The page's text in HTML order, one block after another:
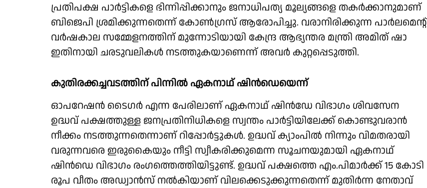
പ്രതിപക്ഷ പാര്‍ട്ടികളെ ഭിന്നിപ്പിക്കാനും ജനാധിപത്യ മൂല്യങ്ങളെ തകര്‍ക്കാനുമാണ്
ബിജെപി ശ്രമിക്കുന്നതെന്ന് കോണ്‍ഗ്രസ് ആരോപിച്ചു. വരാനിരിക്കുന്ന പാര്‍ലമെന്റ്
വര്‍ഷകാല സമ്മേളനത്തിന് മുന്നോടിയായി കേന്ദ്ര ആഭ്യന്തര മന്ത്രി അമിത് ഷാ
ഇതിനായി ചരടുവലികള്‍ നടത്തുകയാണെന്ന് അവര്‍ കുറ്റപ്പെടുത്തി.
കുതിരക്കച്ചവടത്തിന് പിന്നില്‍ ഏകനാഥ് ഷിന്‍ഡെയെന്ന്
ഓപറേഷന്‍ ടൈഗര്‍ എന്ന പേരിലാണ് ഏകനാഥ് ഷിന്‍ഡേ വിഭാഗം ശിവസേന
ഉദ്ധവ് പക്ഷത്തുള്ള ജനപ്രതിനിധികളെ സ്വന്തം പാര്‍ട്ടിയിലേക്ക് കൊണ്ടുവരാന്‍
നീക്കം നടത്തുന്നതെന്നാണ് റിപ്പോര്‍ട്ടുകള്‍. ഉദ്ധവ് ക്യാംപില്‍ നിന്നും വിമതരായി
വരുന്നവരെ ഇരുകൈയും നീട്ടി സ്വീകരിക്കുമെന്ന സൂചനയുമായി ഏകനാഥ്
ഷിന്‍ഡെ വിഭാഗം രംഗത്തെത്തിയിട്ടുണ്ട്. ഉദ്ധവ് പക്ഷത്തെ എം.പിമാര്‍ക്ക് 15 കോടി
രൂപ വീതം അഡ്വാന്‍സ് നല്‍കിയാണ് വിലക്കെടുക്കുന്നതെന്ന് മുതിര്‍ന്ന നേതാവ്